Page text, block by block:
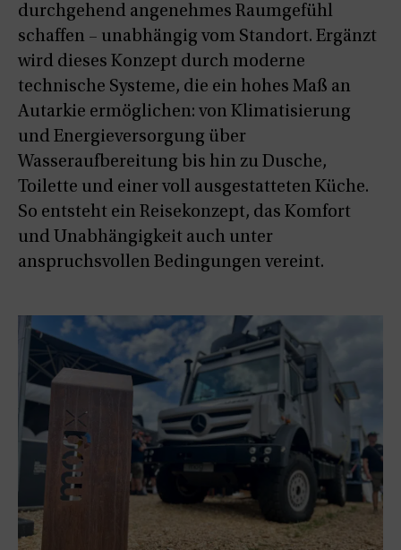
durchgehend angenehmes Raumgefühl
schaffen – unabhängig vom Standort. Ergänzt
wird dieses Konzept durch moderne
technische Systeme, die ein hohes Maß an
Autarkie ermöglichen: von Klimatisierung
und Energieversorgung über
Wasseraufbereitung bis hin zu Dusche,
Toilette und einer voll ausgestatteten Küche.
So entsteht ein Reisekonzept, das Komfort
und Unabhängigkeit auch unter
anspruchsvollen Bedingungen vereint.